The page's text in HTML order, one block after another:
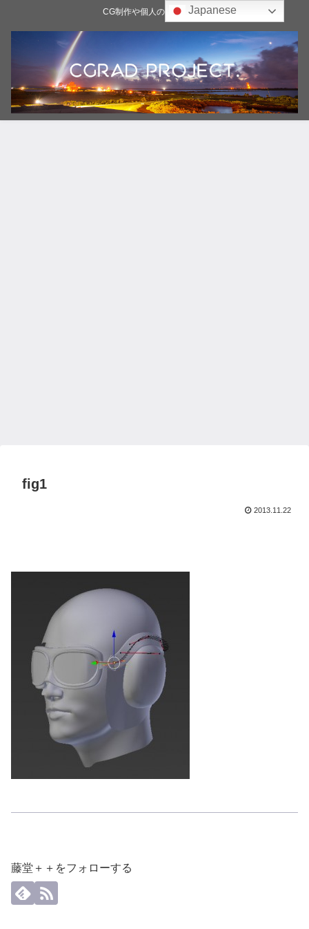
CG制作や個人の雑記ブログ
fig1
2013.11.22
藤堂＋＋をフォローする
Japanese